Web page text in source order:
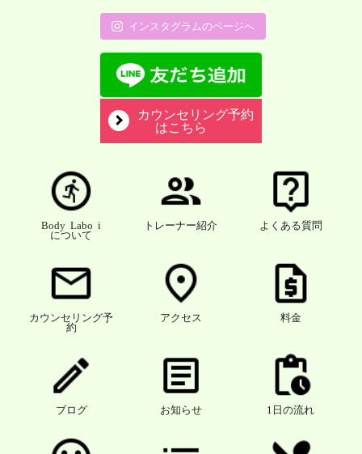
インスタグラムのページへ
カウンセリング予約
はこちら
Body Labo i
について
トレーナー紹介 よくある質問
カウンセリング予
約
アクセス 料金
ブログ お知らせ 1日の流れ